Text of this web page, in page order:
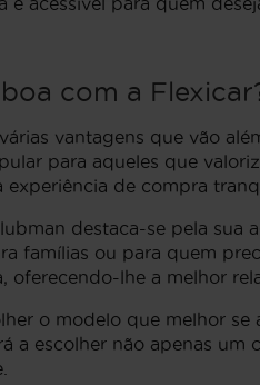
com a
vantagens que vão
para aqueles que
de compra
destaca-se pela sua
famílias ou para quem
lhe a melhor
o modelo que melhor
escolher não apenas